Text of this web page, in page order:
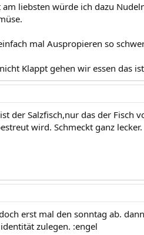
liebsten würde ich dazu
mal Auspropieren so
Klappt gehen wir essen das
der Salzfisch,nur das der
wird. Schmeckt ganz lecker.
erst mal den sonntag ab.
zulegen. :engel